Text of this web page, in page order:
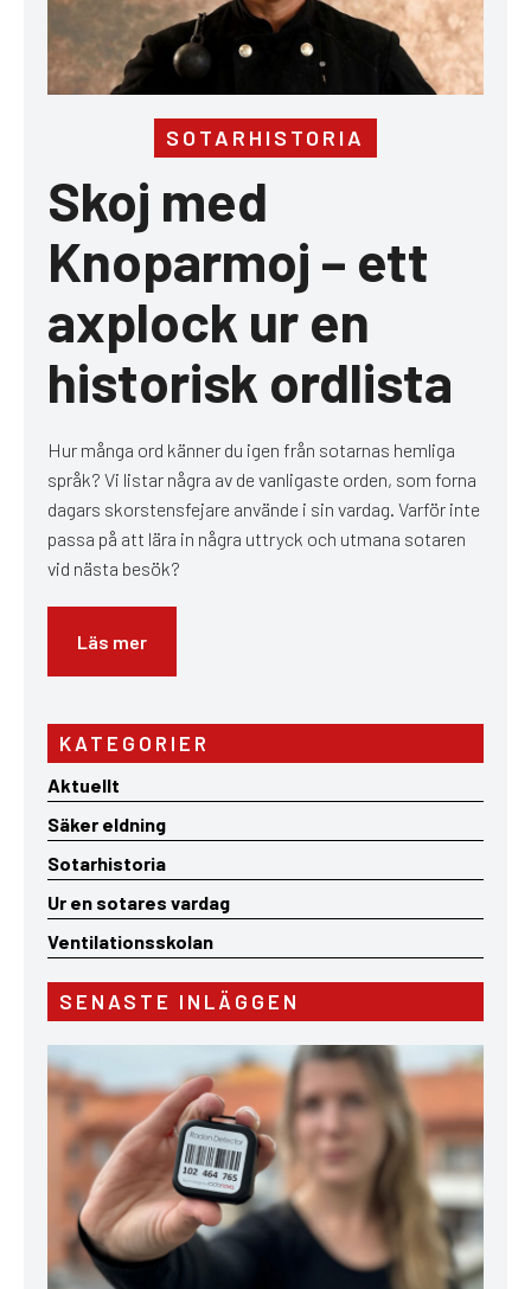
SOTARHISTORIA
Skoj med
Knoparmoj – ett
axplock ur en
historisk ordlista
Hur många ord känner du igen från sotarnas hemliga
språk? Vi listar några av de vanligaste orden, som forna
dagars skorstensfejare använde i sin vardag. Varför inte
passa på att lära in några uttryck och utmana sotaren
vid nästa besök?
Läs mer
KATEGORIER
Aktuellt
Säker eldning
Sotarhistoria
Ur en sotares vardag
Ventilationsskolan
SENASTE INLÄGGEN